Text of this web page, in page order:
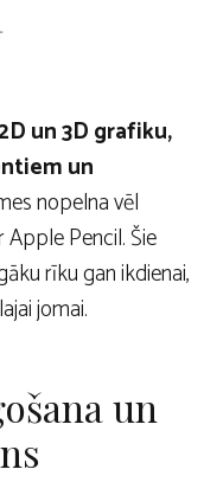
un 3D grafiku,
un
nopelna vēl
Pencil. Šie
rīku gan ikdienai,
jomai.
un